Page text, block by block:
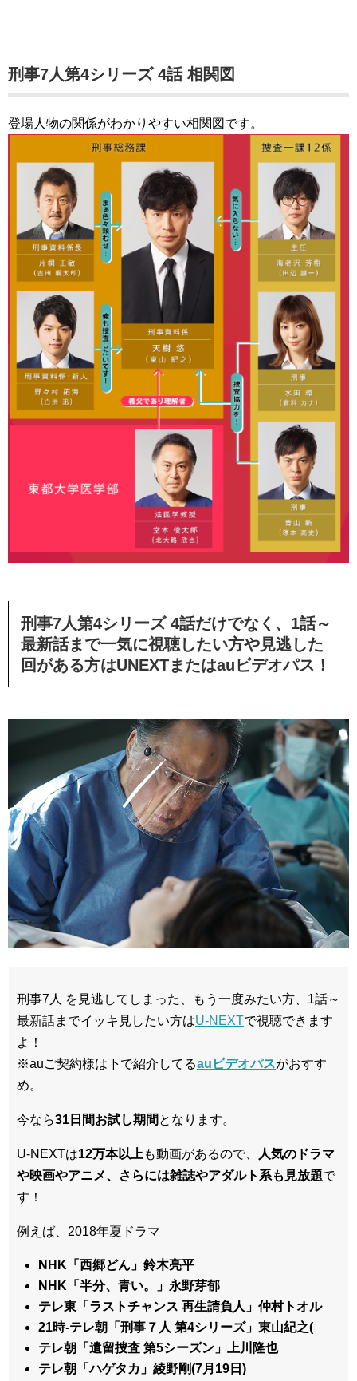
刑事7人第4シリーズ 4話 相関図
登場人物の関係がわかりやすい相関図です。
刑事7人第4シリーズ 4話だけでなく、1話～
最新話まで一気に視聴したい方や見逃した
回がある方はUNEXTまたはauビデオパス！
刑事7人 を見逃してしまった、もう一度みたい方、1話～
最新話までイッキ見したい方はU-NEXTで視聴できます
よ！
※auご契約様は下で紹介してるauビデオパスがおすす
め。
今なら31日間お試し期間 となります。
U-NEXTは12万本以上 も動画があるので、
人気のドラマ
や映画やアニメ、さらには雑誌やアダルト系も見放題で
す！
例えば、2018年夏ドラマ
NHK「西郷どん」鈴木亮平
NHK「半分、青い。」永野芽郁
テレ東「ラストチャンス 再生請負人」仲村トオル
21時-テレ朝「刑事７人 第4シリーズ」東山紀之(
テレ朝「遺留捜査 第5シーズン」上川隆也
テレ朝「ハゲタカ」綾野剛(7月19日)